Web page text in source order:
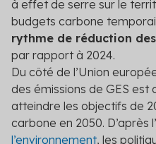
à effet de serre sur le
budgets carbone
rythme de réduction
par rapport à 2024.
Du côté de l’Union
des émissions de GES
atteindre les objectifs de
carbone en 2050. D’après l’
l’environnement, les